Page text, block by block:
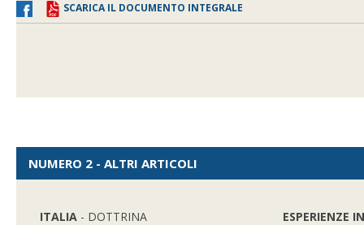
SCARICA IL DOCUMENTO INTEGRALE
NUMERO 2 - ALTRI ARTICOLI
ITALIA - DOTTRINA
ESPERIENZE